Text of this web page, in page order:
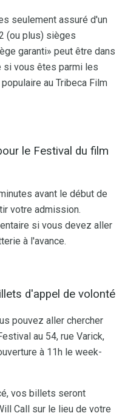
seulement assuré d'un
(ou plus) sièges
garanti» peut être dans
si vous êtes parmi les
au Tribeca Film
le Festival du film
avant le début de
votre admission.
si vous devez aller
à l'avance.
d'appel de volonté
pouvez aller chercher
au 54, rue Varick,
à 11h le week-
vos billets seront
Call sur le lieu de votre